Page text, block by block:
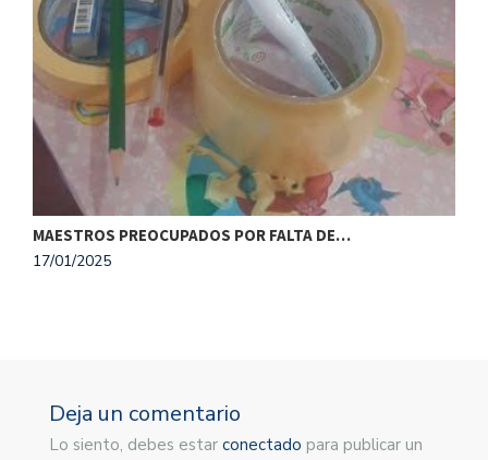
MAESTROS PREOCUPADOS POR FALTA DE…
17/01/2025
Deja un comentario
Lo siento, debes estar conectado para publicar un